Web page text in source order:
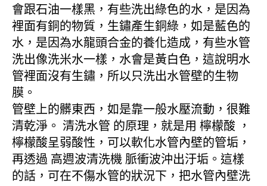
會跟石油一樣黑，有些洗出綠色的水，是因為
裡面有銅的物質，生鏽產生銅綠，如是藍色的
水，是因為水龍頭合金的養化造成，有些水管
洗出像洗米水一樣，水會是黃白色，這說明水
管裡面沒有生鏽，所以只洗出水管壁的生物
膜。
管壁上的髒東西，如是靠一般水壓流動，很難
清乾淨。 清洗水管 的原理，就是用 檸檬酸 ，
檸檬酸呈弱酸性，可以軟化水管內壁的管垢，
再透過 高週波清洗機 脈衝波沖出汙垢。這樣
的話，可在不傷水管的狀況下，把水管內壁洗